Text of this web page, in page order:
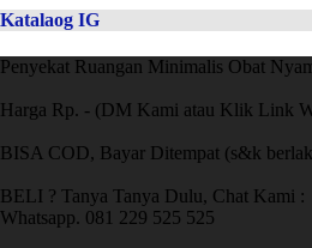
Katalaog IG
Penyekat Ruangan Minimalis Obat
Harga Rp. - (DM Kami atau Klik Link
BISA COD, Bayar Ditempat (s&k
BELI ? Tanya Tanya Dulu, Chat Kami :
Whatsapp. 081 229 525 525